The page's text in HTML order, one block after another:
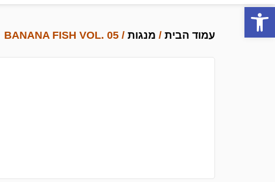
פתח סרגל נגישות
עמוד הבית / מנגות / BANANA FISH VOL. 05